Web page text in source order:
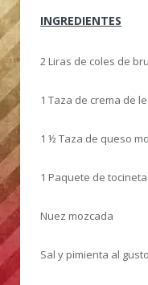
INGREDIENTES
2 Liras de coles de
1 Taza de crema de
1 ½ Taza de queso
1 Paquete de tocineta
Nuez mozcada
Sal y pimienta al gusto